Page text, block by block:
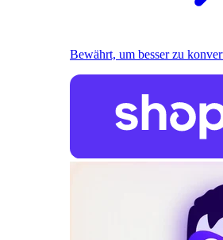
Bewährt, um besser zu